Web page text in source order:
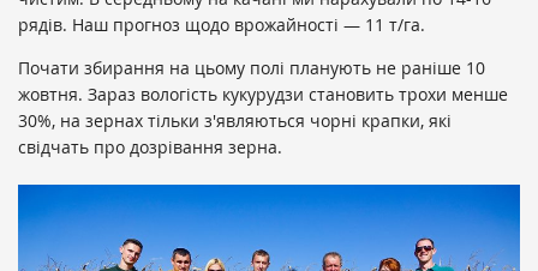
рядів. Наш прогноз щодо врожайності — 11 т/га.
Почати збирання на цьому полі планують не раніше 10
жовтня. Зараз вологість кукурудзи становить трохи менше
30%, на зернах тільки з'являються чорні крапки, які
свідчать про дозрівання зерна.